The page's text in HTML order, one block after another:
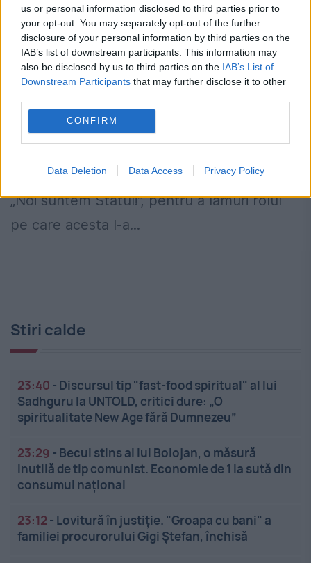
us or personal information disclosed to third parties prior to
your opt-out. You may separately opt-out of the further
disclosure of your personal information by third parties on the
IAB’s list of downstream participants. This information may
also be disclosed by us to third parties on the IAB’s List of
Downstream Participants that may further disclose it to other
CONFIRM
Data Deletion Data Access Privacy Policy
Lupta cu grupul Noi suntem Statul
continuă. Tudorel Toader, în fața
comisiei parlamentare
19 OCTOMBRIE 2017
Ministrul Justiției, Tudorel Toader, urmează
înființată în urma dezvăluirilor EVZ în serialul
„Noi suntem Statul!”, pentru a lămuri rolul
pe care acesta l-a...
Stiri calde
23:40 - Discursul tip "fast-food spiritual" al lui
Sadhguru la UNTOLD, critici dure: „O
spiritualitate New Age fără Dumnezeu”
23:29 - Becul stins al lui Bolojan, o măsură
inutilă de tip comunist. Economie de 1 la sută din
consumul național
23:12 - Lovitură în justiție. "Groapa cu bani" a
familiei procurorului Gigi Ștefan, închisă